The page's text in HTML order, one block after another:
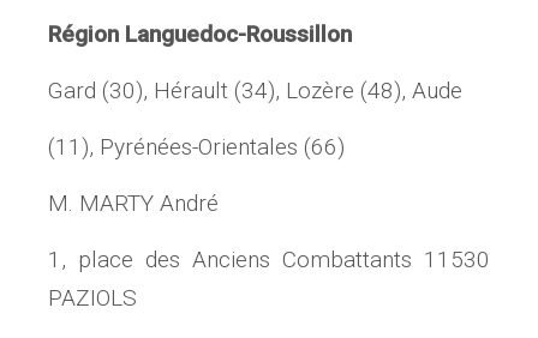
Région Languedoc-Roussillon
Gard (30), Hérault (34), Lozère (48), Aude
(11), Pyrénées-Orientales (66)
M. MARTY André
1, place des Anciens Combattants 11530
PAZIOLS